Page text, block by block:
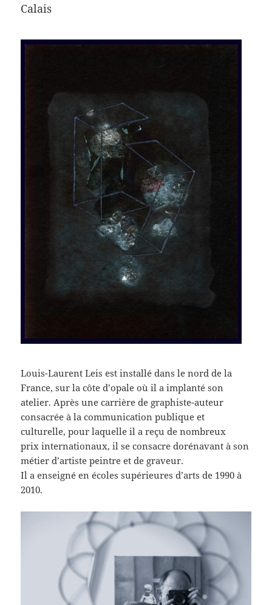
Calais
Louis-Laurent Leis est installé dans le nord de la
France, sur la côte d’opale où il a implanté son
atelier. Après une carrière de graphiste-auteur
consacrée à la communication publique et
culturelle, pour laquelle il a reçu de nombreux
prix internationaux, il se consacre dorénavant à son
métier d’artiste peintre et de graveur.
Il a enseigné en écoles supérieures d’arts de 1990 à
2010.